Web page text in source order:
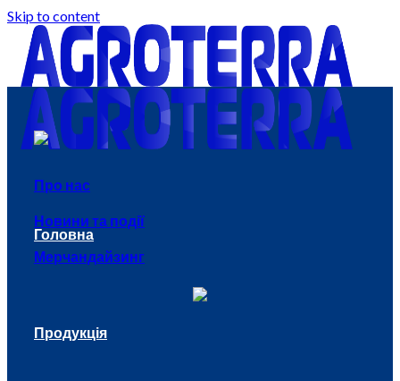
Skip to content
Про нас
Новини та події
Мерчандайзинг
Головна
Продукція